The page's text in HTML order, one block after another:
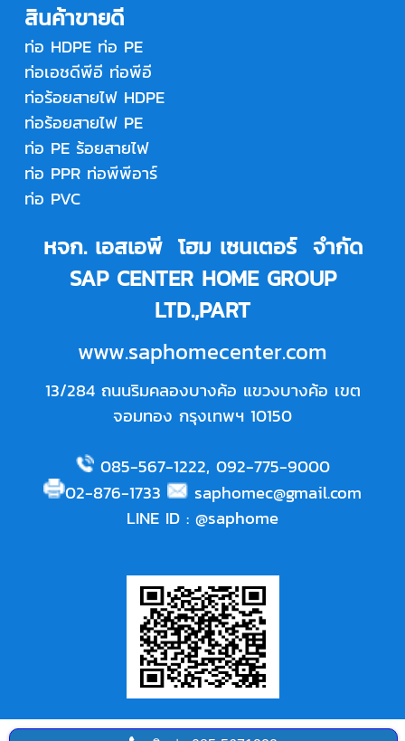
สินค้าขายดี
ท่อ HDPE ท่อ PE
ท่อเอชดีพีอี ท่อพีอี
ท่อร้อยสายไฟ HDPE
ท่อร้อยสายไฟ PE
ท่อ PE ร้อยสายไฟ
ท่อ PPR ท่อพีพีอาร์
ท่อ PVC
หจก. เอสเอพี โฮม เซนเตอร์ จำกัด
SAP CENTER HOME GROUP
LTD.,PART
www.saphomecenter.com
13/284 ถนนริมคลองบางค้อ แขวงบางค้อ เขต
จอมทอง กรุงเทพฯ 10150
085-567-1222, 092-775-9000
02-876-1733
saphomec@gmail.com
LINE ID : @saphome